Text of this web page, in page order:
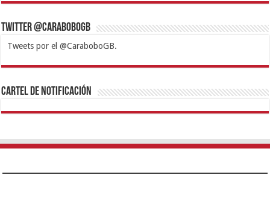
Twitter @CaraboboGB
Tweets por el @CaraboboGB.
1xbetBetturkeyBetistKralbetSupertotobetTipobetMatadorbetMariobet
https://mvbcasino.com/
Cartel de Notificación